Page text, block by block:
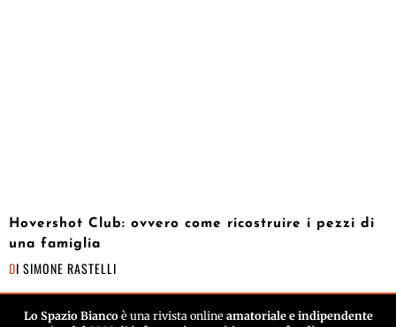
Hovershot Club: ovvero come ricostruire i pezzi di
una famiglia
DI SIMONE RASTELLI
Lo Spazio Biancoè una rivista online amatoriale e indipendente